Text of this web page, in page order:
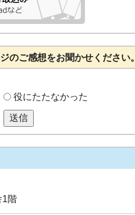
のご感想をお聞かせください。
役にたたなかった
送信
階